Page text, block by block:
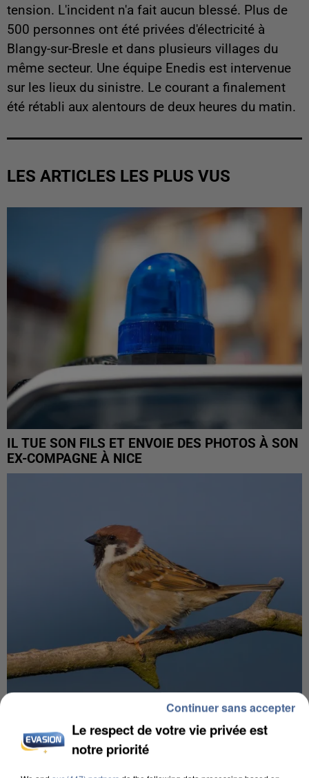
tension. L'incident n'a fait aucun blessé. Plus de
500 personnes ont été privées d'électricité à
Blangy-sur-Bresle et dans plusieurs villages du
même secteur. Une équipe Enedis est intervenue
sur les lieux du sinistre. Le courant a finalement
été rétabli aux alentours de deux heures du matin.
LES ARTICLES LES PLUS VUS
IL TUE SON FILS ET ENVOIE DES PHOTOS À SON
EX-COMPAGNE À NICE
APRÈS TOUTES CES CANICULES, LES REFUGES
DE FAUNE SAUVAGE SONT...
Le respect de votre vie privée est
notre priorité
Continuer sans accepter